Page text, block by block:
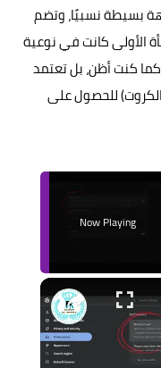
بسيطة نسبيًا، وتضم
الأولى كانت في نوعية
كنت أظن، بل تعتمد
للحصول على
Now Playing